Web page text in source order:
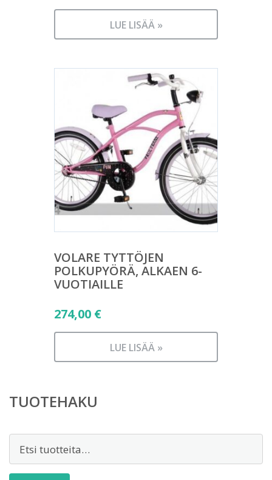
LUE LISÄÄ »
VOLARE TYTTÖJEN
POLKUPYÖRÄ, ALKAEN 6-
VUOTIAILLE
274,00 €
LUE LISÄÄ »
TUOTEHAKU